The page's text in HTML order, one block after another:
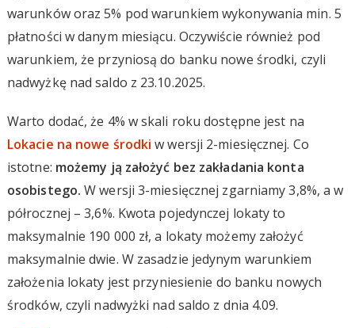
warunków oraz 5% pod warunkiem wykonywania min. 5
płatności w danym miesiącu. Oczywiście również pod
warunkiem, że przyniosą do banku nowe środki, czyli
nadwyżkę nad saldo z 23.10.2025.
Warto dodać, że 4% w skali roku dostępne jest na
Lokacie na nowe środki w wersji 2-miesięcznej. Co
istotne: możemy ją założyć bez zakładania konta
osobistego. W wersji 3-miesięcznej zgarniamy 3,8%, a w
półrocznej – 3,6%. Kwota pojedynczej lokaty to
maksymalnie 190 000 zł, a lokaty możemy założyć
maksymalnie dwie. W zasadzie jedynym warunkiem
założenia lokaty jest przyniesienie do banku nowych
środków, czyli nadwyżki nad saldo z dnia 4.09.